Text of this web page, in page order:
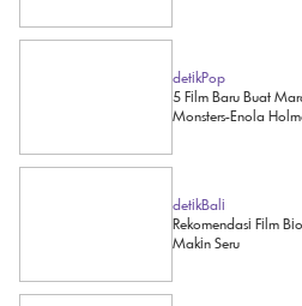
detikPop
5 Film Baru Buat
Monsters-Enola
detikBali
Rekomendasi Film
Makin Seru